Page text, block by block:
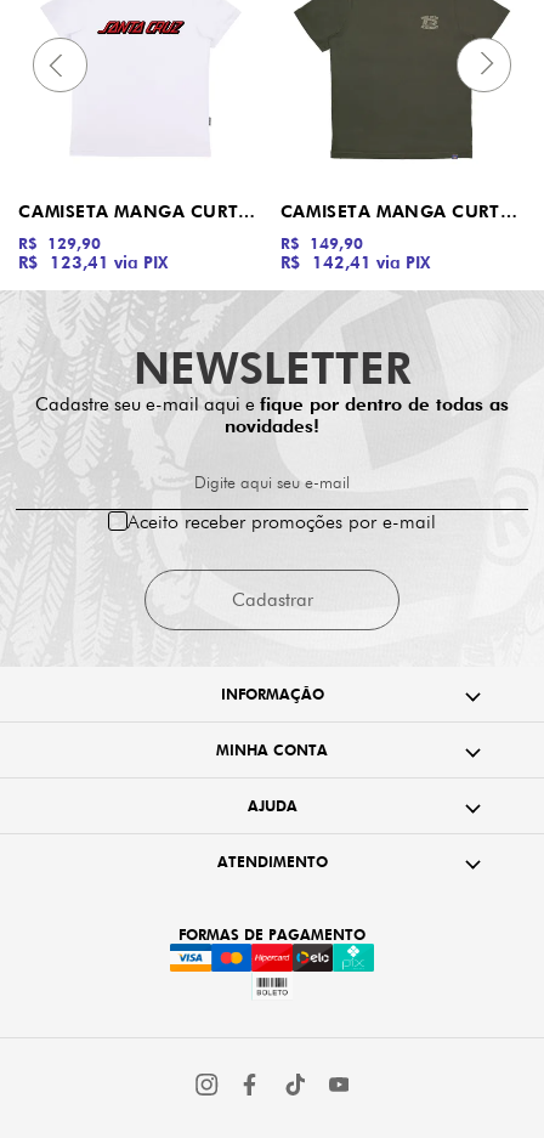
CAMISETA MANGA CURTA CLASSIC STRIP FRONT SS SANTA CRUZ BRANCO
R$ 123,41 via PIX
R$ 129,90
CAMISETA MANGA CURTA DESERT DROP DEAD
R$ 142,41 via PIX
R$ 149,90
NEWSLETTER
Cadastre seu e-mail aqui e fique por dentro de todas as
novidades!
Digite aqui seu e-mail
Cadastrar
Aceito receber promoções por e-mail
INFORMAÇÃO
MINHA CONTA
AJUDA
ATENDIMENTO
FORMAS DE PAGAMENTO